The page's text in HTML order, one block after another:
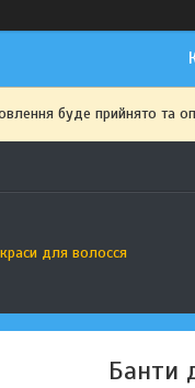
буде прийнято та
для волосся
Банти